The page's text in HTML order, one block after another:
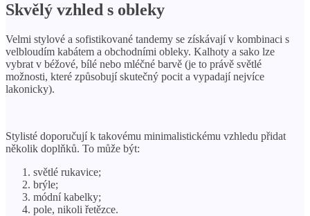
Skvělý vzhled s obleky
Velmi stylové a sofistikované tandemy se získávají v kombinaci s
velbloudím kabátem a obchodními obleky. Kalhoty a sako lze
vybrat v béžové, bílé nebo mléčné barvě (je to právě světlé
možnosti, které způsobují skutečný pocit a vypadají nejvíce
lakonicky).
Stylisté doporučují k takovému minimalistickému vzhledu přidat
několik doplňků. To může být:
světlé rukavice;
brýle;
módní kabelky;
pole, nikoli řetězce.